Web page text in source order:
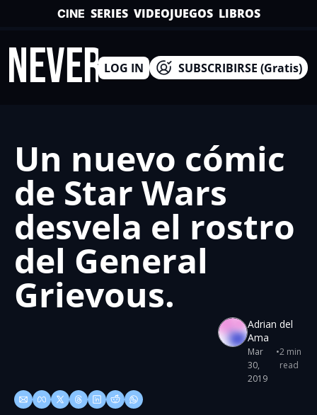
CINE SERIES VIDEOJUEGOS LIBROS
LOG IN SUBSCRIBIRSE (Gratis)
Un nuevo cómic
de Star Wars
desvela el rostro
del General
Grievous.
Adrian del
Ama
Mar
30,
2019
•2 min
read